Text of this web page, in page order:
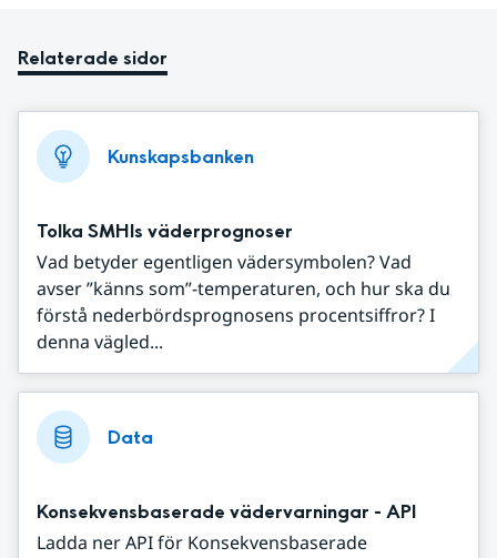
Relaterade sidor
Kunskapsbanken
Tolka SMHIs väderprognoser
Vad betyder egentligen vädersymbolen? Vad
avser ”känns som”-temperaturen, och hur ska du
förstå nederbördsprognosens procentsiffror? I
denna vägled...
Data
Konsekvensbaserade vädervarningar - API
Ladda ner API för Konsekvensbaserade